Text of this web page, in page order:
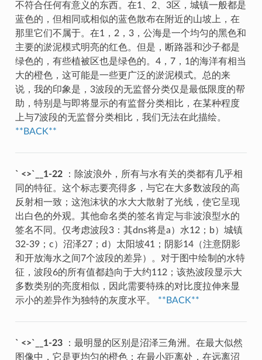
不符合任何有意义的东西。在1、2、3区，城镇一般都是
蓝色的，但相同或相似的蓝色散布在附近的山坡上，在
那里它们不属于。在1，2，3，公海是一个均匀的黑色和
主要的淤泥模式明亮的红色。但是，断路器和沙子都是
绿色的，有些植被区也是绿色的。4，7，1的海洋有相当
大的橙色，这可能是一些更广泛的淤泥模式。总的来
说，我的印象是，3波段的无监督分类仅是最低限度的帮
助，特别是与即将显示的有监督分类相比，在某种程度
上与7波段的无监督分类相比，我们无法在此描绘。
**BACK**
` <>`__1-22：除波浪外，所有与水有关的类都有几乎相
同的特征。这个标志要亮得多，与它在大多数波段的高
反射相一致；这泡沫状的水大大散射了光线，使它呈现
出白色的外观。其他命名类的签名肯定与非波浪型水的
签名不同。仅考虑波段3：其dns将是a）水12；b）城镇
32-39；c）沼泽27；d）太阳坡41；阴影14（注意阴影
和开放海水之间7个波段的差异）。对于图中绘制的水特
征，波段6的所有值都趋向于大约112；该热波段显示大
多数类别的亮度相似，因此需要特殊的对比度拉伸来显
示小的差异作为独特的灰度水平。 **BACK**
` <>`__1-23：最明显的区别是沼泽三角洲。在最大似然
图像中，它是更均匀的橙色；在最小距离处，在远离沼